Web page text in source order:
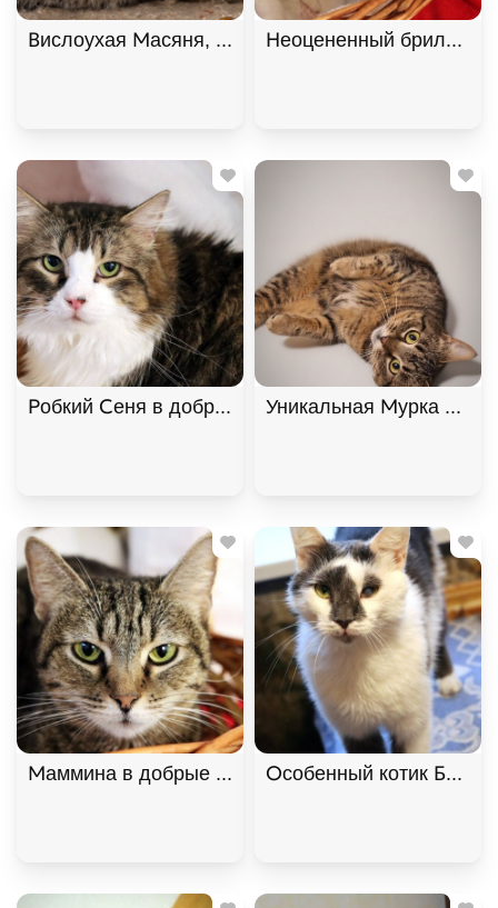
Вислоухая Масяня, Табби, Котельники, Кошка в
Неоцененный
Робкий Сеня в добрые руки, Двухцветный,
Уникальная Мурка из
Маммина в добрые руки, Полосатый,
Особенный котик